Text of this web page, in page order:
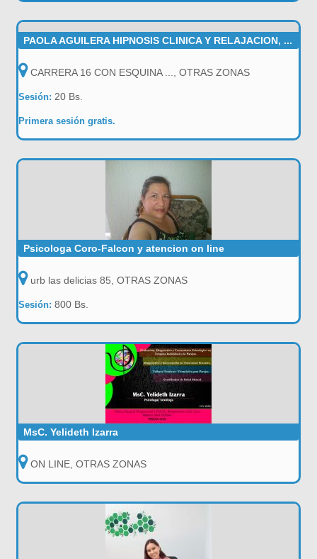
PAOLA AGUILERA HIPNOSIS CLINICA Y RELAJACION, ...
CARRERA 16 CON ESQUINA ..., OTRAS ZONAS
Sesión:20 Bs.
Primera sesión gratis.
Psicologa Coro-Falcon y atencion on line
urb las delicias 85, OTRAS ZONAS
Sesión:800 Bs.
MsC. Yelideth Izarra
ON LINE, OTRAS ZONAS